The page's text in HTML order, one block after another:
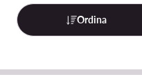
Ordina